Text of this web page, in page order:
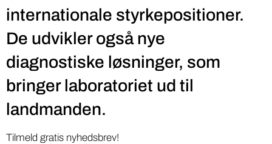
internationale styrkepositioner.
De udvikler også nye
diagnostiske løsninger, som
bringer laboratoriet ud til
landmanden.
Tilmeld gratis nyhedsbrev!